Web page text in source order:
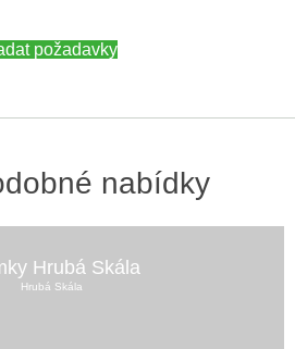
požadavky
nabídky
Hrubá Skála
Hrubá Skála